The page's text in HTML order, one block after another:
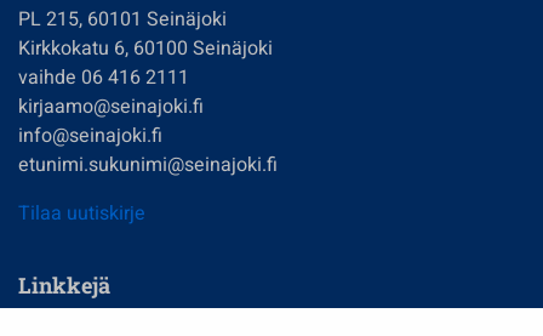
PL 215, 60101 Seinäjoki
Kirkkokatu 6, 60100 Seinäjoki
vaihde 06 416 2111
kirjaamo@seinajoki.fi
info@seinajoki.fi
etunimi.sukunimi@seinajoki.fi
Tilaa uutiskirje
Linkkejä